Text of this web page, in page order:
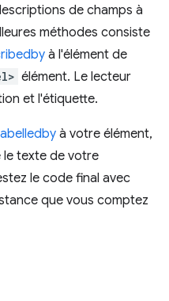
de champs à
méthodes consiste
à l'élément de
élément. Le lecteur
et l'étiquette.
à votre élément,
le texte de votre
le code final avec
que vous comptez